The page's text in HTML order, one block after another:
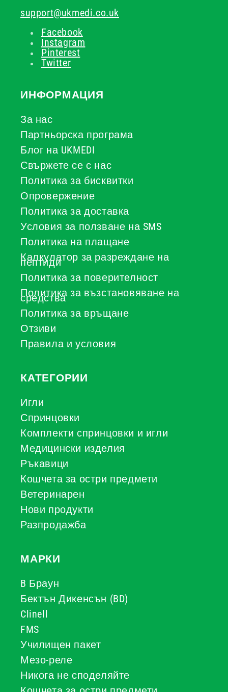
support@ukmedi.co.uk
Facebook
Instagram
Pinterest
Twitter
ИНФОРМАЦИЯ
За нас
Партньорска програма
Блог на UKMEDI
Свържете се с нас
Политика за бисквитки
Опровержение
Политика за доставка
Условия за ползване на SMS
Политика на плащане
Калкулатор за разреждане на
пептиди
Политика за поверителност
Политика за възстановяване на
средства
Политика за връщане
Отзиви
Правила и условия
КАТЕГОРИИ
Игли
Спринцовки
Комплекти спринцовки и игли
Медицински изделия
Ръкавици
Кошчета за остри предмети
Ветеринарен
Нови продукти
Разпродажба
МАРКИ
B Браун
Бектън Дикенсън (BD)
Clinell
FMS
Училищен пакет
Мезо-реле
Никога не споделяйте